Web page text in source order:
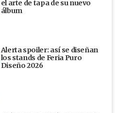
el arte de tapa de su nuevo
álbum
Alerta spoiler: así se diseñan
los stands de Feria Puro
Diseño 2026